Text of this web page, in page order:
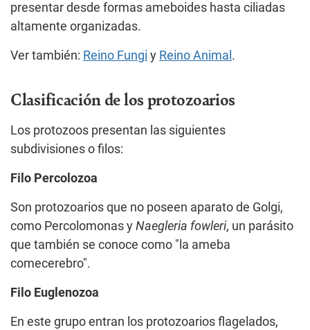
presentar desde formas ameboides hasta ciliadas
altamente organizadas.
Ver también: Reino Fungi y Reino Animal .
Clasificación de los protozoarios
Los protozoos presentan las siguientes
subdivisiones o filos:
Filo Percolozoa
Son protozoarios que no poseen aparato de Golgi,
como Percolomonas y Naegleria fowleri, un parásito
que también se conoce como "la ameba
comecerebro".
Filo Euglenozoa
En este grupo entran los protozoarios flagelados,